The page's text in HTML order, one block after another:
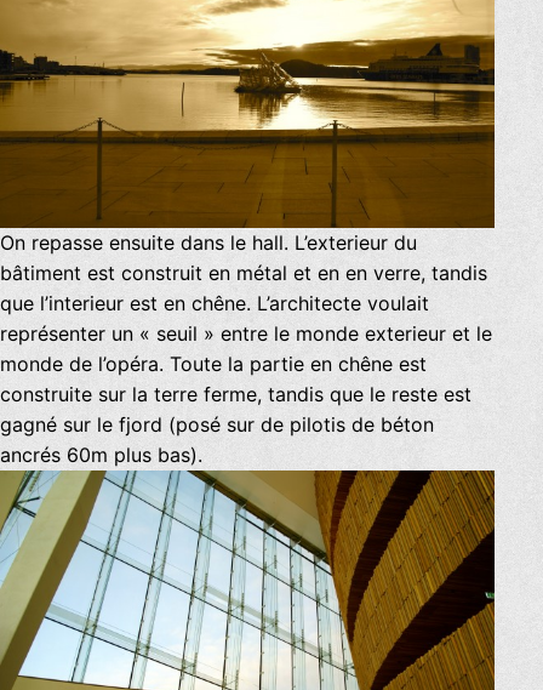
On repasse ensuite dans le hall. L’exterieur du
bâtiment est construit en métal et en en verre, tandis
que l’interieur est en chêne. L’architecte voulait
représenter un « seuil » entre le monde exterieur et le
monde de l’opéra. Toute la partie en chêne est
construite sur la terre ferme, tandis que le reste est
gagné sur le fjord (posé sur de pilotis de béton
ancrés 60m plus bas).